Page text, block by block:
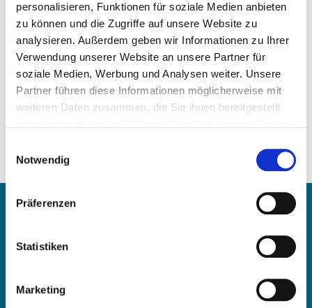
personalisieren, Funktionen für soziale Medien anbieten
zu können und die Zugriffe auf unsere Website zu
analysieren. Außerdem geben wir Informationen zu Ihrer
Verwendung unserer Website an unsere Partner für
soziale Medien, Werbung und Analysen weiter. Unsere
Partner führen diese Informationen möglicherweise mit
weiteren Daten zusammen, die Sie ihnen bereitgestellt
Notwendig
Präferenzen
Statistiken
Marketing
Precio a la carta
SOLICITAR ARTÍCULO
Contacte con
OE Germany GmbH
73730 Esslingen am Neckar​
Deutschland